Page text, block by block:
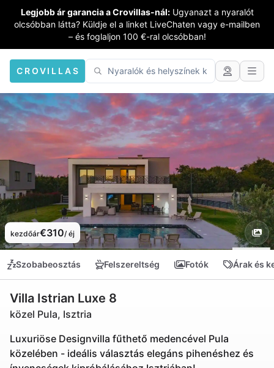
Legjobb ár garancia a Crovillas-nál: Ugyanazt a nyaralót
olcsóbban látta? Küldje el a linket LiveChaten vagy e-mailben
– és foglaljon 100 €-ral olcsóbban!
CROVILLAS
kezdőár€310/ éj
Szobabeosztás Felszereltség Fotók Árak és
Villa Istrian Luxe 8
közel Pula, Isztria
Luxuriöse Designvilla fűthető medencével Pula
közelében - ideális választás elegáns pihenéshez és